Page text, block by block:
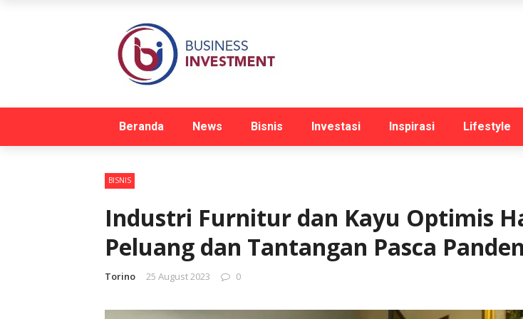
Beranda News Bisnis Investasi Inspirasi Lifestyle
BISNIS
Industri Furnitur dan Kayu Optimis
Peluang dan Tantangan Pasca
Torino 25 August 2023 0